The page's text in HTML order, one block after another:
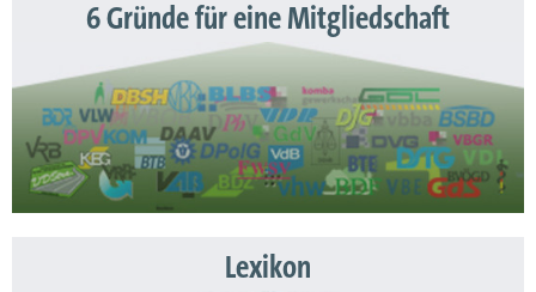
6 Gründe für eine Mitgliedschaft
Lexikon